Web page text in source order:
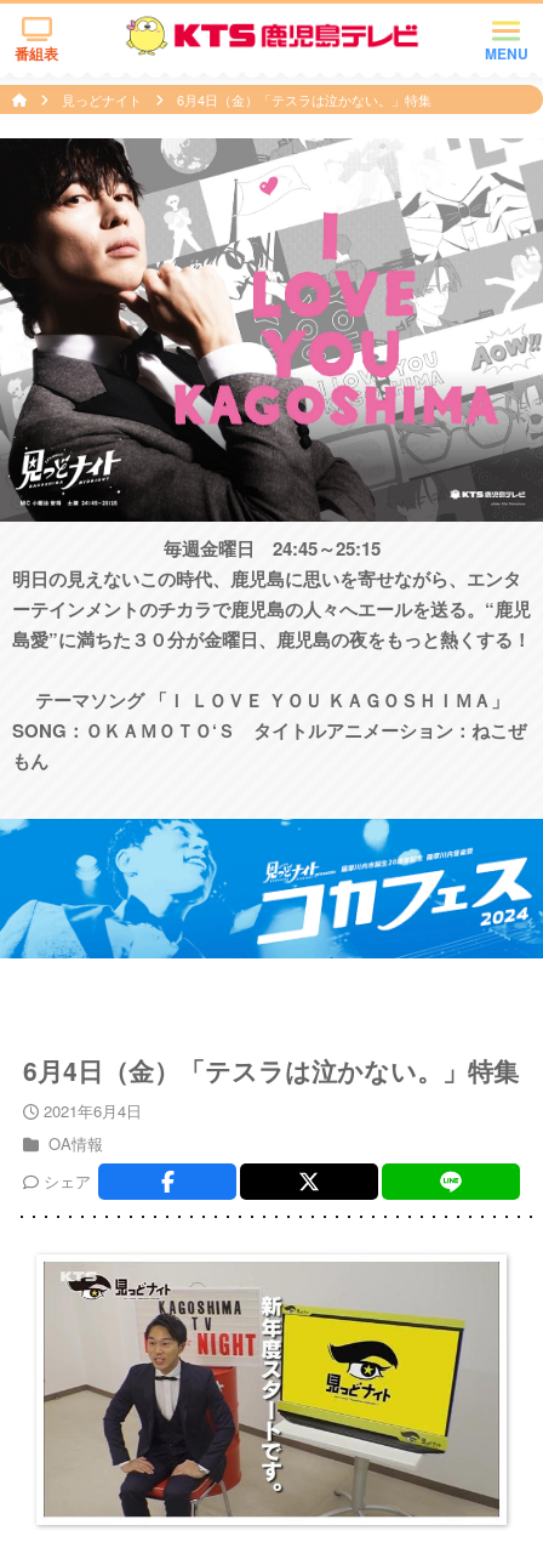
MENU
番組表
見っどナイト ​6月4日（金）「テスラは泣かない。」特集
毎週金曜日 24:45～25:15
明日の見えないこの時代、鹿児島に思いを寄せながら、エンタ
ーテインメントのチカラで鹿児島の人々へエールを送る。“鹿児
島愛”に満ちた３０分が金曜日、鹿児島の夜をもっと熱くする！
テーマソング 「Ｉ ＬＯＶＥ ＹＯＵ ＫＡＧＯＳＨＩＭＡ」
SONG：ＯＫＡＭＯＴＯ‘Ｓ タイトルアニメーション：ねこぜ
もん
​6月4日（金）「テスラは泣かない。」特集
2021年6月4日
OA情報
シェア